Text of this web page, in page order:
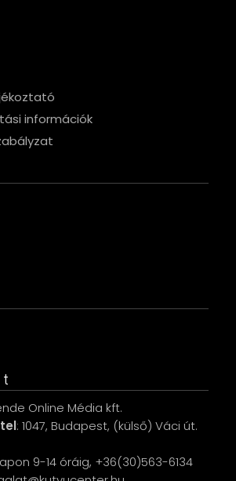
információk
Online Média kft.
: 1047, Budapest, (külső) Váci út.
9-14 óráig, +36(30)563-6134